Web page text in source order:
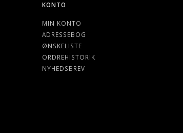
KONTO
MIN KONTO
ADRESSEBOG
ØNSKELISTE
ORDREHISTORIK
NYHEDSBREV